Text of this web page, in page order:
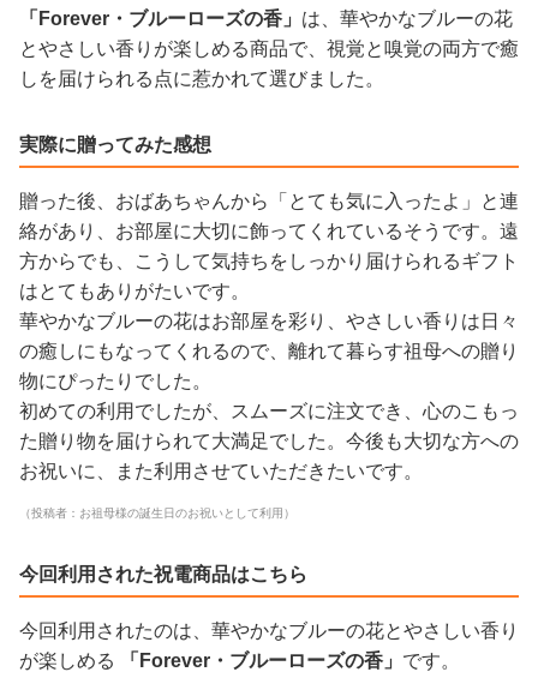
「Forever・ブルーローズの香」 は、華やかなブルーの花
とやさしい香りが楽しめる商品で、視覚と嗅覚の両方で癒
しを届けられる点に惹かれて選びました。
実際に贈ってみた感想
贈った後、おばあちゃんから「とても気に入ったよ」と連
絡があり、お部屋に大切に飾ってくれているそうです。遠
方からでも、こうして気持ちをしっかり届けられるギフト
はとてもありがたいです。
華やかなブルーの花はお部屋を彩り、やさしい香りは日々
の癒しにもなってくれるので、離れて暮らす祖母への贈り
物にぴったりでした。
初めての利用でしたが、スムーズに注文でき、心のこもっ
た贈り物を届けられて大満足でした。今後も大切な方への
お祝いに、また利用させていただきたいです。
（投稿者：お祖母様の誕生日のお祝いとして利用）
今回利用された祝電商品はこちら
今回利用されたのは、華やかなブルーの花とやさしい香り
が楽しめる
「Forever・ブルーローズの香」 です。